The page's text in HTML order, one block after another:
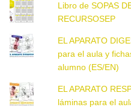
Libro de SOPAS
RECURSOSEP
EL APARATO
para el aula y
alumno (ES/EN)
EL APARATO
láminas para el